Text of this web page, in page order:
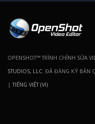
OPENSHOT™ TRÌNH CHỈNH SỬA
STUDIOS, LLC . ĐÃ ĐĂNG KÝ BẢN
|TIẾNG VIỆT (VI)